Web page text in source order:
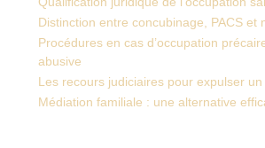
Distinction entre concubinage, PACS et
Procédures en cas d’occupation
abusive
Les recours judiciaires pour expulser
Médiation familiale : une alternative